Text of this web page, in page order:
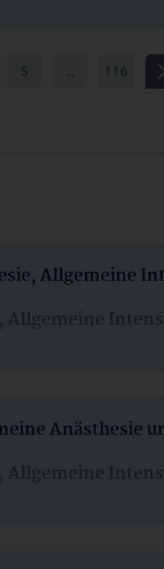
5 … 116
Allgemeine
Anästhesie